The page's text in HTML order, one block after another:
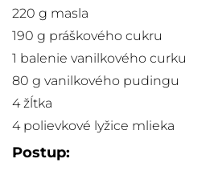
220 g masla
190 g práškového cukru
1 balenie vanilkového curku
80 g vanilkového pudingu
4 žĺtka
4 polievkové lyžice mlieka
Postup: